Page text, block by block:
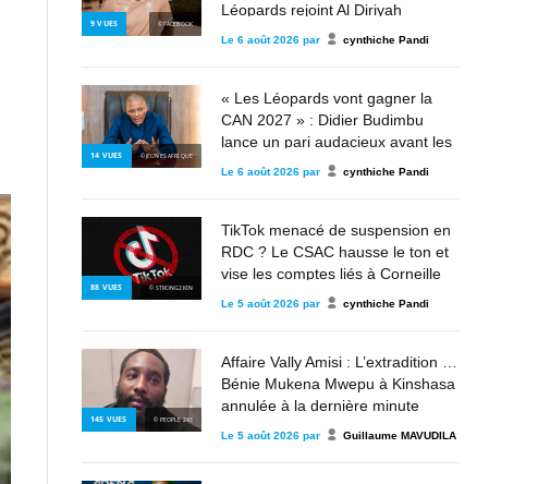
9 VUES © FACEBOOK
Léopards rejoint Al Diriyah
Le 6 août 2026 par cynthiche Pandi
14 VUES © JEUNES AFRIQUE
« Les Léopards vont gagner la
CAN 2027 » : Didier Budimbu
lance un pari audacieux avant les
éliminatoires
Le 6 août 2026 par cynthiche Pandi
88 VUES © STRONG2KIN
TikTok menacé de suspension en
RDC ? Le CSAC hausse le ton et
vise les comptes liés à Corneille
Nangaa, au M23 et à l’AFC
Le 5 août 2026 par cynthiche Pandi
145 VUES © PEOPLE 243
Affaire Vally Amisi : L’extradition de
Bénie Mukena Mwepu à Kinshasa
annulée à la dernière minute
Le 5 août 2026 par Guillaume MAVUDILA